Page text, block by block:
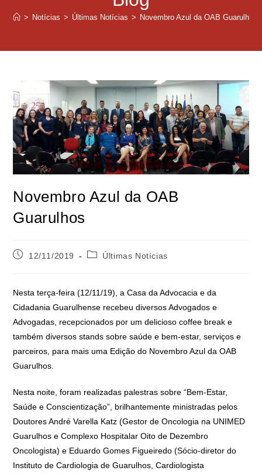
> Notícias > Últimas Notícias > Novembro Azul da OAB Guarulhos
Novembro Azul da OAB
Guarulhos
12/11/2019 Últimas Notícias
Nesta terça-feira (12/11/19), a Casa da Advocacia e da
Cidadania Guarulhense recebeu diversos Advogados e
Advogadas, recepcionados por um delicioso coffee break e
também diversos stands sobre saúde e bem-estar, serviços e
parceiros, para mais uma Edição do Novembro Azul da OAB
Guarulhos.
Nesta noite, foram realizadas palestras sobre “Bem-Estar,
Saúde e Conscientização”, brilhantemente ministradas pelos
Doutores André Varella Katz (Gestor de Oncologia na UNIMED
Guarulhos e Complexo Hospitalar Oito de Dezembro
Oncologista) e Eduardo Gomes Figueiredo (Sócio-diretor do
Instituto de Cardiologia de Guarulhos, Cardiologista